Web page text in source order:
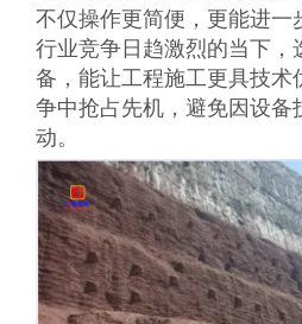
不仅操作更简便，更能进一
行业竞争日趋激烈的当下，
备，能让工程施工更具技术
争中抢占先机，避免因设备
动。